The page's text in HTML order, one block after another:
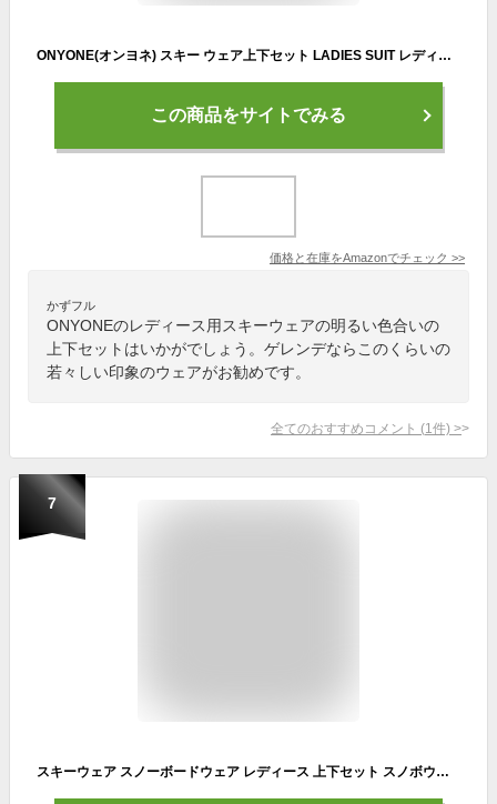
ONYONE(オンヨネ) スキー ウェア上下セット LADIES SUIT レディース ONS83530
この商品をサイトでみる
価格と在庫をAmazonでチェック >>
かずフル
ONYONEのレディース用スキーウェアの明るい色合いの
上下セットはいかがでしょう。ゲレンデならこのくらいの
若々しい印象のウェアがお勧めです。
全てのおすすめコメント (1 件) >
7
スキーウェア スノーボードウェア レディース 上下セット スノボウェア スノボーウェア スノーウェア ボードウェア スキー スノーボード スノボ スノボー スノー ウェア ボード ジャケット パンツ 上下 セット おしゃれ かわいい 2025-2026 新作 送料無料